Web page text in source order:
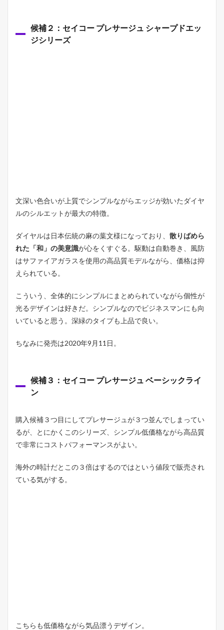
候補２：セイコー プレサージュ シャープドエッ
ジシリーズ
文深い色合いが上質でシンプルながらエッジが効いたダイヤ
ルのシルエットが最大の特徴。
ダイヤルは日本伝統の麻の葉文様になっており、 散りばめら
れた「和」の美意識が心をくすぐる。駆動は自動巻き、風防
はサファイアガラスを使用の高品質モデルながら、価格は抑
えられている。
こういう、全体的にシンプルにまとめられていながら個性が
光るデザインは好きだ。シンプルなのでビジネスマンにも向
いていると思う。深緑のタイプも上品で良い。
ちなみに発売は2020年9月11日。
候補３：セイコー プレサージュ ベーシックライ
ン
購入候補３つ目にしてプレサージュが３つ並んでしまってい
るが、とにかくこのシリーズ、シンプル低価格ながら高品質
で非常にコストパフォーマンスがよい。
海外の時計だとこの３倍はするのではという値段で販売され
ている気がする。
こちらも低価格ながら気品漂うデザイン。